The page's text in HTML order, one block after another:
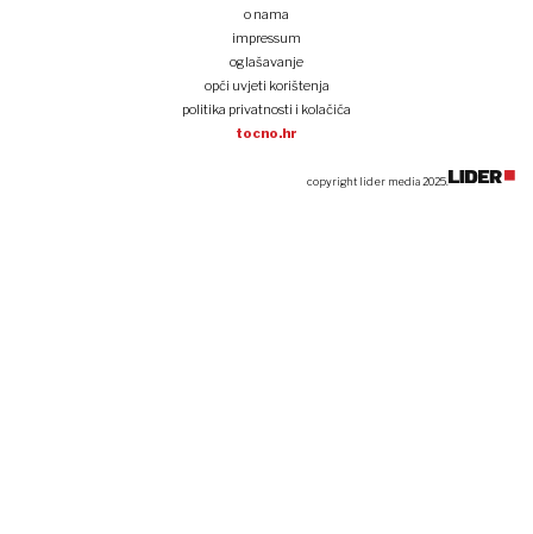
o nama
impressum
oglašavanje
opći uvjeti korištenja
politika privatnosti i kolačića
tocno.hr
copyright lider media 2025.